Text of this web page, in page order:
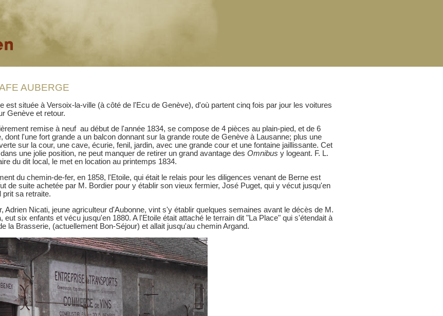
AUBERGE
est située à Versoix-la-ville (à côté de l'Ecu de Genève), d'où partent cinq fois par jour les voitures
Genève et retour.
remise à neuf au début de l'année 1834, se compose de 4 pièces au plain-pied, et de 6
dont l'une fort grande a un balcon donnant sur la grande route de Genève à Lausanne; plus une
sur la cour, une cave, écurie, fenil, jardin, avec une grande cour et une fontaine jaillissante. Cet
une jolie position, ne peut manquer de retirer un grand avantage des Omnibus y logeant. F. L.
du dit local, le met en location au printemps 1834.
du chemin-de-fer, en 1858, l'Etoile, qui était le relais pour les diligences venant de Berne est
de suite achetée par M. Bordier pour y établir son vieux fermier, José Puget, qui y vécut jusqu'en
prit sa retraite.
Adrien Nicati, jeune agriculteur d'Aubonne, vint s'y établir quelques semaines avant le décès de M.
eut six enfants et vécu jusqu'en 1880. A l'Etoile était attaché le terrain dit "La Place" qui s'étendait à
la Brasserie, (actuellement Bon-Séjour) et allait jusqu'au chemin Argand.